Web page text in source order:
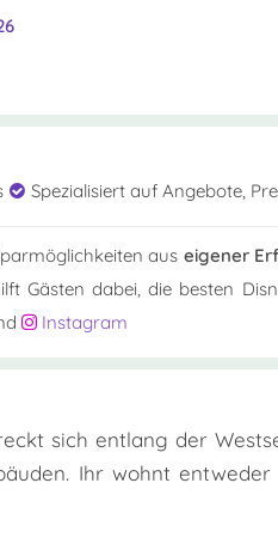
Spezialisiert auf Angebote,
aus eigener
Gästen dabei, die besten
Instagram
sich entlang der
Ihr wohnt